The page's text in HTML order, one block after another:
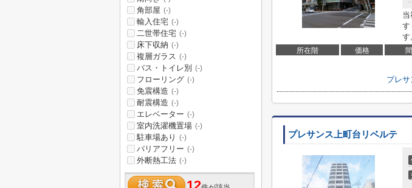
す
す
所在階 価格
プレ
プレサンス上町台リベルテ
角部屋 (-)
輸入住宅 (-)
二世帯住宅 (-)
床下収納 (-)
複層ガラス (-)
バス・トイレ別 (-)
フローリング (-)
免震構造 (-)
耐震構造 (-)
エレベーター (-)
室内洗濯機置場 (-)
駐車場あり (-)
バリアフリー (-)
外断熱工法 (-)